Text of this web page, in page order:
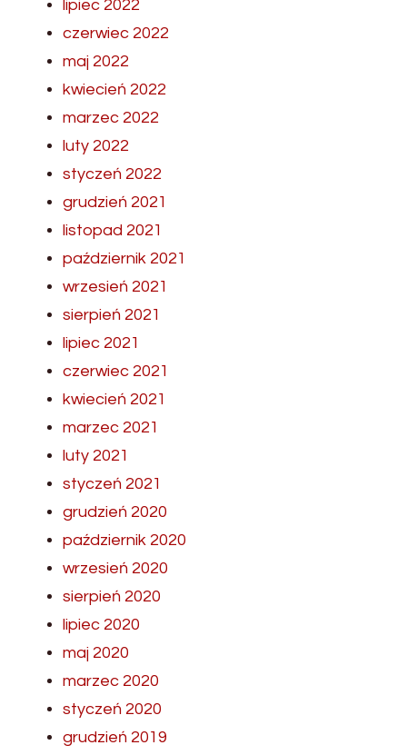
lipiec 2022
czerwiec 2022
maj 2022
kwiecień 2022
marzec 2022
luty 2022
styczeń 2022
grudzień 2021
listopad 2021
październik 2021
wrzesień 2021
sierpień 2021
lipiec 2021
czerwiec 2021
kwiecień 2021
marzec 2021
luty 2021
styczeń 2021
grudzień 2020
październik 2020
wrzesień 2020
sierpień 2020
lipiec 2020
maj 2020
marzec 2020
styczeń 2020
grudzień 2019